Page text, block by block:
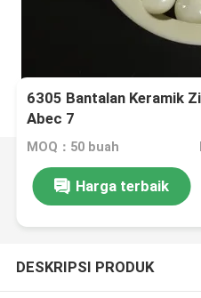
6305 Bantalan Keramik
Abec 7
MOQ：50 buah
Harga terbaik
DESKRIPSI PRODUK